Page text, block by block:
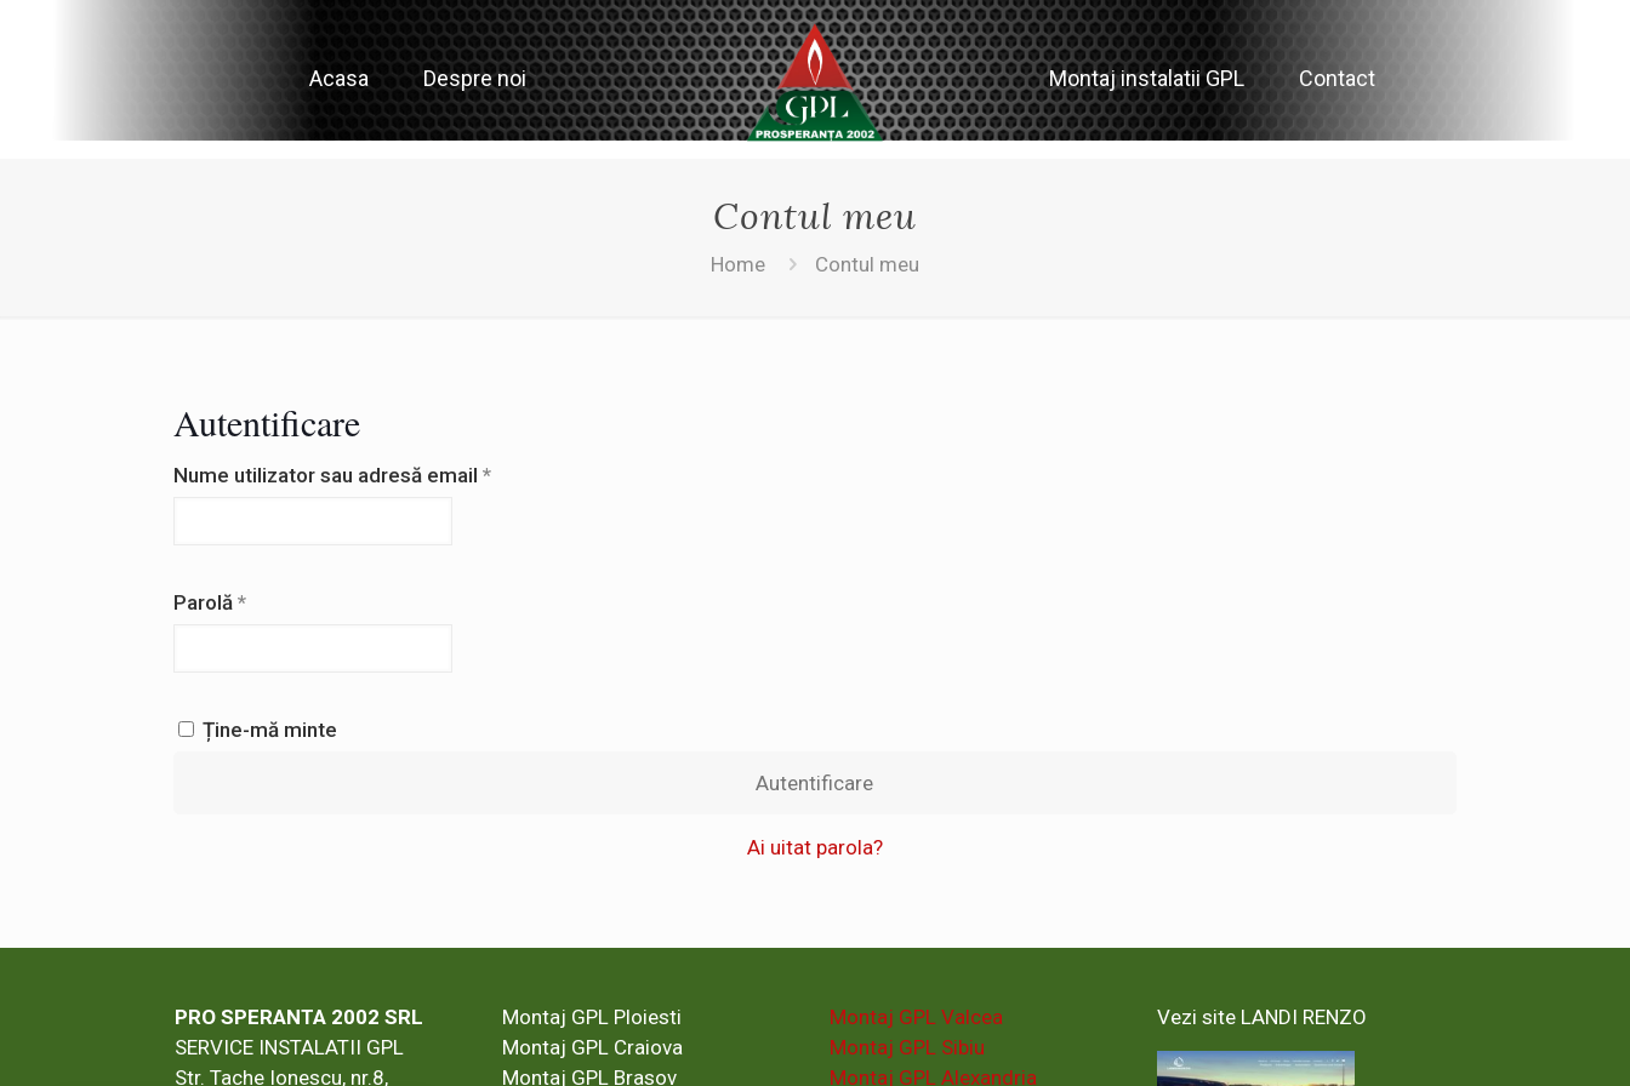
Acasa Despre noi Montaj instalatii GPL Contact
Contul meu
Home Contul meu
Autentificare
Nume utilizator sau adresă email *Obligatoriu
Parolă *Obligatoriu
Ține-mă minte
Autentificare
Ai uitat parola?
PRO SPERANTA 2002 SRL
SERVICE INSTALATII GPL
Str. Tache Ionescu, nr.8,
Montaj GPL Ploiesti
Montaj GPL Craiova
Montaj GPL Brasov
Montaj GPL Valcea
Montaj GPL Sibiu
Montaj GPL Alexandria
Vezi site LANDI RENZO